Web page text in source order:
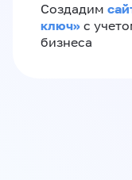
Создадим
ключ» с
бизнеса